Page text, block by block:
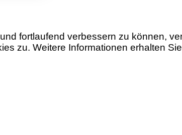
fortlaufend verbessern zu können,
zu. Weitere Informationen erhalten